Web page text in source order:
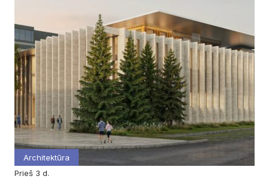
Architektūra
prieš 3 d.